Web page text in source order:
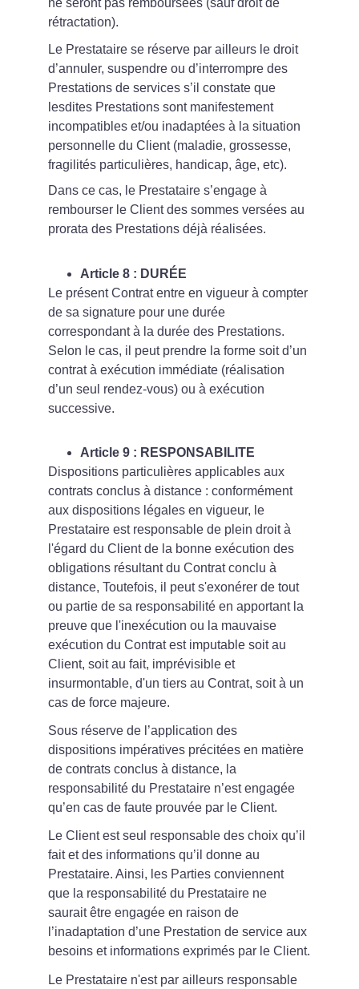
ne seront pas remboursées (sauf droit de
rétractation).
Le Prestataire se réserve par ailleurs le droit
d’annuler, suspendre ou d’interrompre des
Prestations de services s’il constate que
lesdites Prestations sont manifestement
incompatibles et/ou inadaptées à la situation
personnelle du Client (maladie, grossesse,
fragilités particulières, handicap, âge, etc).
Dans ce cas, le Prestataire s’engage à
rembourser le Client des sommes versées au
prorata des Prestations déjà réalisées.
Article 8 : DURÉE
Le présent Contrat entre en vigueur à compter
de sa signature pour une durée
correspondant à la durée des Prestations.
Selon le cas, il peut prendre la forme soit d’un
contrat à exécution immédiate (réalisation
d’un seul rendez-vous) ou à exécution
successive.
Article 9 : RESPONSABILITE
Dispositions particulières applicables aux
contrats conclus à distance : conformément
aux dispositions légales en vigueur, le
Prestataire est responsable de plein droit à
l'égard du Client de la bonne exécution des
obligations résultant du Contrat conclu à
distance, Toutefois, il peut s'exonérer de tout
ou partie de sa responsabilité en apportant la
preuve que l'inexécution ou la mauvaise
exécution du Contrat est imputable soit au
Client, soit au fait, imprévisible et
insurmontable, d'un tiers au Contrat, soit à un
cas de force majeure.
Sous réserve de l’application des
dispositions impératives précitées en matière
de contrats conclus à distance, la
responsabilité du Prestataire n’est engagée
qu’en cas de faute prouvée par le Client.
Le Client est seul responsable des choix qu’il
fait et des informations qu’il donne au
Prestataire. Ainsi, les Parties conviennent
que la responsabilité du Prestataire ne
saurait être engagée en raison de
l’inadaptation d’une Prestation de service aux
besoins et informations exprimés par le Client.
Le Prestataire n'est par ailleurs responsable